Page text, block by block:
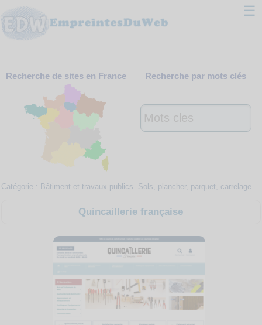
☰
Webmaster
Contact
Support
Recherche de sites en France Recherche par mots clés
Catégorie : Bâtiment et travaux publics Sols, plancher, parquet, carrelage
Quincaillerie française